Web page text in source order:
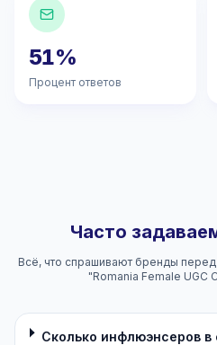
51%
Процент ответов
Часто
Всё, что спрашивают бренды перед
"Romania Female UGC
Сколько инфлюэнсеров в